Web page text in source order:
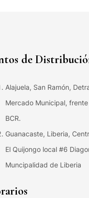
de
Alajuela, San Ramón,
Mercado Municipal,
BCR.
Guanacaste, Liberia,
El Quijongo local #6
Muncipalidad de Liberia